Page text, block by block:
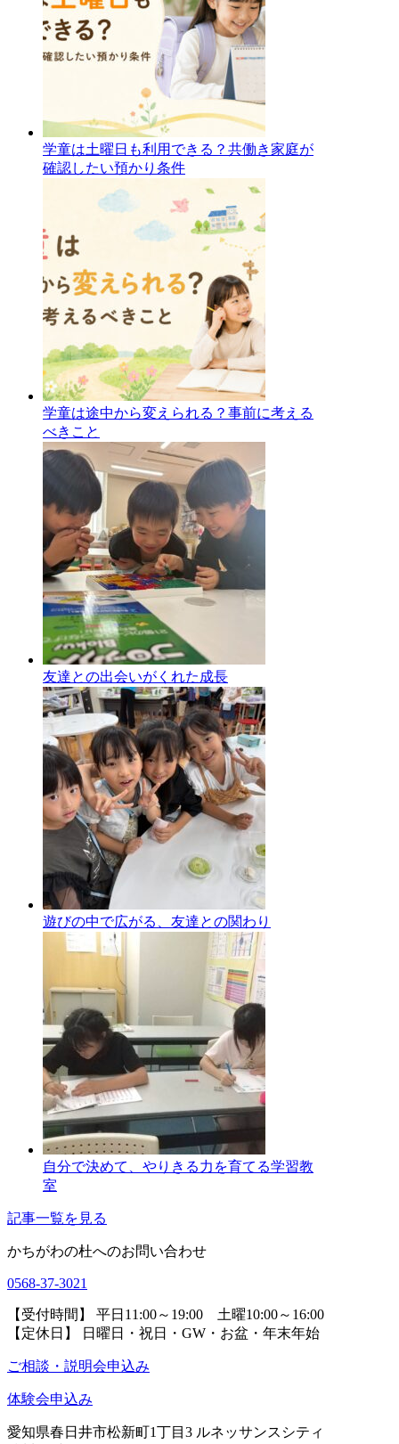
学童は土曜日も利用できる？共働き家庭が
確認したい預かり条件
学童は途中から変えられる？事前に考える
べきこと
友達との出会いがくれた成長
遊びの中で広がる、友達との関わり
自分で決めて、やりきる力を育てる学習教
室
記事一覧を見る
かちがわの杜へのお問い合わせ
0568-37-3021
【受付時間】 平日11:00～19:00 土曜10:00～16:00
【定休日】 日曜日・祝日・GW・お盆・年末年始
ご相談・説明会申込み
体験会申込み
愛知県春日井市松新町1丁目3 ルネッサンスシティ